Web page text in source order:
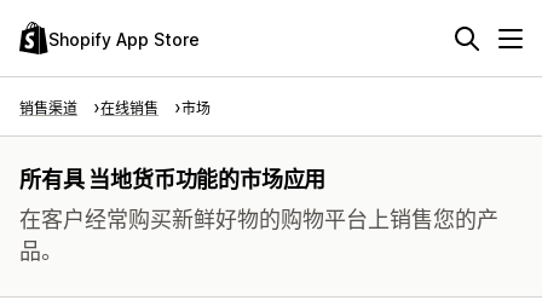
Shopify App Store
销售渠道 在线销售 市场
所有具 当地货币功能的市场应用
在客户经常购买新鲜好物的购物平台上销售您的产
品。